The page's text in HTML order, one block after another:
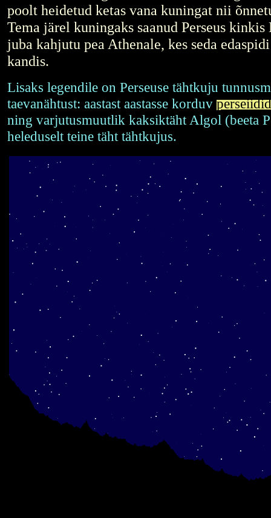
poolt heidetud ketas vana kuningat nii
Tema järel kuningaks saanud Perseus kinkis
juba kahjutu pea Athenale, kes seda
kandis.
Lisaks legendile on Perseuse tähtkuju
taevanähtust: aastast aastasse korduv
ning varjutusmuutlik kaksiktäht Algol (beeta
heleduselt teine täht tähtkujus.